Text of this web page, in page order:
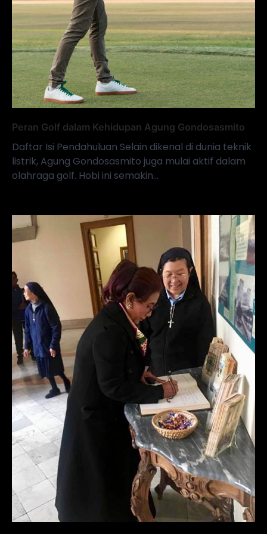
Peran Golf dalam Kehidupan Agung Gondosasmito
Daftar Isi Pendahuluan Selain dikenal di dunia teknik
listrik, Agung Gondosasmito juga mulai aktif dalam
olahraga golf. Hobi ini semakin…